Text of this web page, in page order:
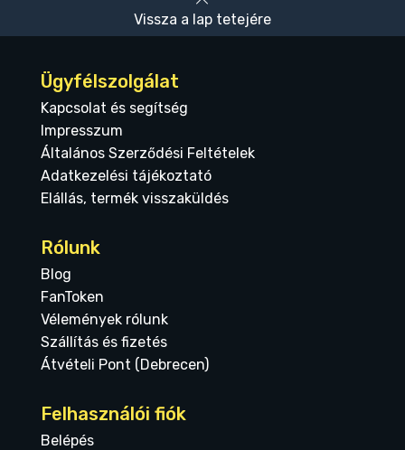
Vissza a lap tetejére
Ügyfélszolgálat
Kapcsolat és segítség
Impresszum
Általános Szerződési Feltételek
Adatkezelési tájékoztató
Elállás, termék visszaküldés
Rólunk
Blog
FanToken
Vélemények rólunk
Szállítás és fizetés
Átvételi Pont (Debrecen)
Felhasználói fiók
Belépés